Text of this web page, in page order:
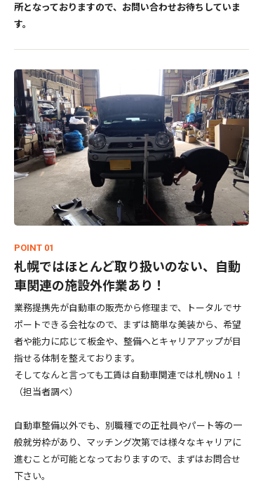
所となっておりますので、お問い合わせお待ちしていま
す。
POINT 01
札幌ではほとんど取り扱いのない、自動
車関連の施設外作業あり！
業務提携先が自動車の販売から修理まで、トータルでサ
ポートできる会社なので、まずは簡単な美装から、希望
者や能力に応じて板金や、整備へとキャリアアップが目
指せる体制を整えております。
そしてなんと言っても工賃は自動車関連では札幌No１！
（担当者調べ）
自動車整備以外でも、別職種での正社員やパート等の一
般就労枠があり、マッチング次第では様々なキャリアに
進むことが可能となっておりますので、まずはお問合せ
下さい。